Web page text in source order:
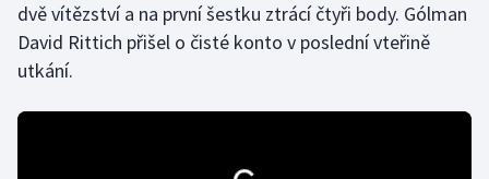
dvě vítězství a na první šestku ztrácí čtyři body. Gólman
David Rittich přišel o čisté konto v poslední vteřině
utkání.